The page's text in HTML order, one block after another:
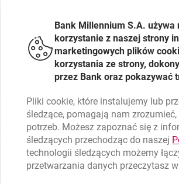
Waluta inwestycji: PLN
Minimalna kwota: 25.000 PLN
Gwarancja kapitału w Dacie Wykupu:
Koszyk śniadaniowy Ito trzyletni produkt
rentowność uzależniona jest od
Pszenica (S&P GSCI Wheat)
Cukier (S&P GSCI Sugar)
Kukurydza (S&P GSCI Corn)
Kawa (S&P GSCI Coffee)
Bank Millennium S.A.
korzystanie z naszej strony
marketingowych plików
korzystania ze strony,
przez Bank oraz pokazywać
Plikicookie, które instalujemy lub
śledzące, pomagają nam
potrzeb. Możesz zapoznać się z
śledzących przechodząc do naszej
technologii śledzących możemy
przetwarzania danych przeczytasz